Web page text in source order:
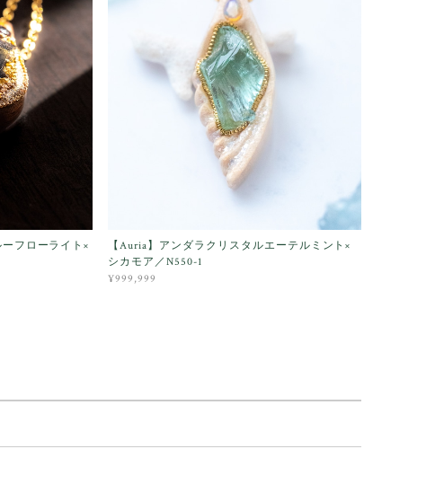
フローライト×
【Auria】アンダラクリスタルエーテルミント×
シカモア／N550-1
¥999,999